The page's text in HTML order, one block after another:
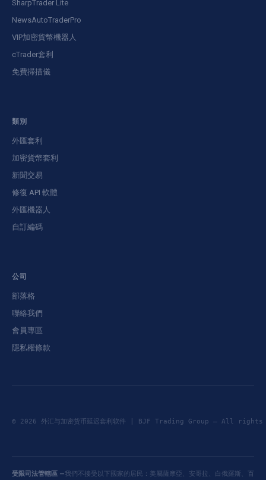
SharpTrader Lite
NewsAutoTraderPro
VIP加密貨幣機器人
cTrader套利
免費掃描儀
類別
外匯套利
加密貨幣套利
新聞交易
修復 API 軟體
外匯機器人
自訂編碼
公司
部落格
聯絡我們
會員專區
隱私權條款
© 2026 外汇与加密货币延迟套利软件 | BJF Trading Group — All
受限司法管轄區 —我們不接受以下國家的居民：美屬薩摩亞、安哥拉、白俄羅斯、百